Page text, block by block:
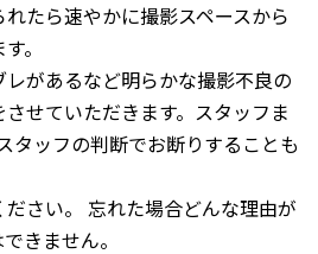
たら速やかに撮影スペースから
。
があるなど明らかな撮影不良の
せていただきます。スタッフま
タッフの判断でお断りすることも
さい。 忘れた場合どんな理由が
きません。